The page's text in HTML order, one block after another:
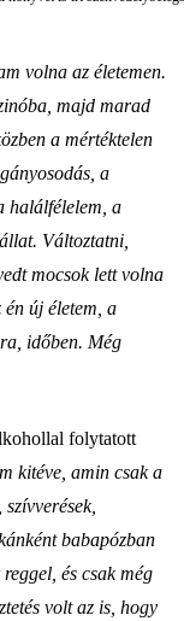
volna az életemen.
majd marad
a mértéktelen
a
halálfélelem, a
Változtatni,
mocsok lett volna
új életem, a
időben. Még
folytatott
kitéve, amin csak a
babapózban
és csak még
volt az is, hogy